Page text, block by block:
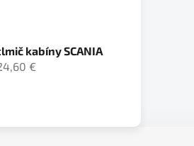
kabíny SCANIA
€